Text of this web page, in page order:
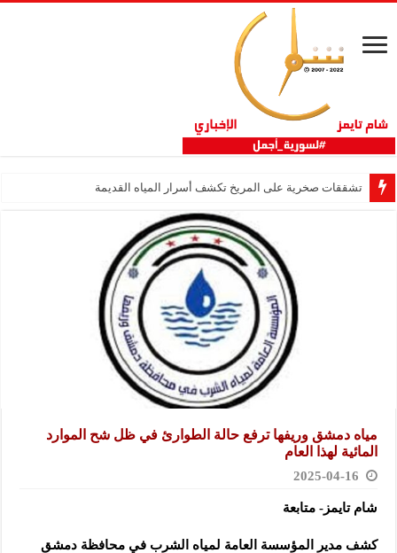
تشققات صخرية على المريخ تكشف أسرار المياه القديمة
مياه دمشق وريفها ترفع حالة الطوارئ في ظل شح الموارد
المائية لهذا العام
2025-04-16
شام تايمز- متابعة
كشف مدير المؤسسة العامة لمياه الشرب في محافظة دمشق